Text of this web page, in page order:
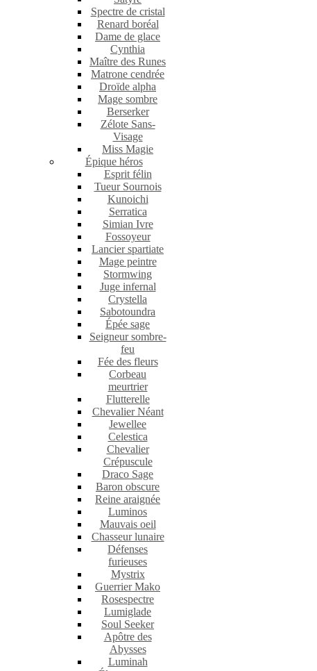
Spectre de cristal
Renard boréal
Dame de glace
Cynthia
Maître des Runes
Matrone cendrée
Droïde alpha
Mage sombre
Berserker
Zélote Sans-
Visage
Miss Magie
Épique héros
Esprit félin
Tueur Sournois
Kunoichi
Serratica
Simian Ivre
Fossoyeur
Lancier spartiate
Mage peintre
Stormwing
Juge infernal
Crystella
Sabotoundra
Épée sage
Seigneur sombre-
feu
Fée des fleurs
Corbeau
meurtrier
Flutterelle
Chevalier Néant
Jewellee
Celestica
Chevalier
Crépuscule
Draco Sage
Baron obscure
Reine araignée
Luminos
Mauvais oeil
Chasseur lunaire
Défenses
furieuses
Mystrix
Guerrier Mako
Rosespectre
Lumiglade
Soul Seeker
Apôtre des
Abysses
Luminah